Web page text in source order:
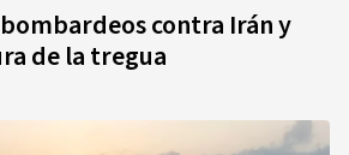
contra Irán y
de la tregua